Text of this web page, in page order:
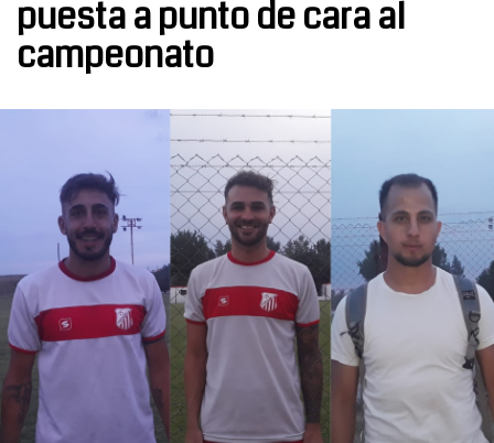
puesta a punto de cara al
campeonato